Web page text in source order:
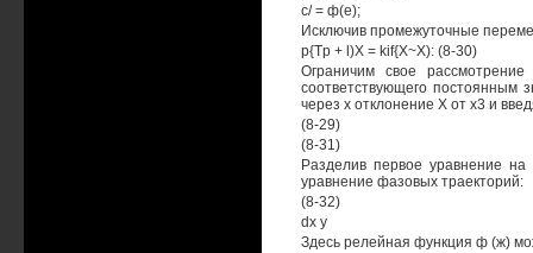
с/ = ф(е);
Исключив промежуточные
p{Tp + l)X = kif{X~X): (8-30)
Ограничим свое
соответствующего постоянным
через х отклонение X от х3 и
(8-29)
(8-31)
Разделив первое уравнение
уравнение фазовых траекторий:
(8-32)
dx у
Здесь релейная функция ф (ж)